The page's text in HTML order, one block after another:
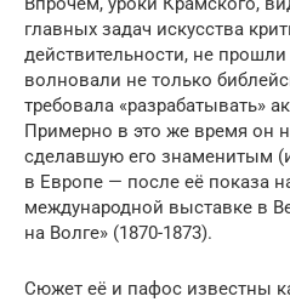
главных задач искусства
действительности, не
волновали не только
требовала «разрабатывать»
Примерно в это же время он
сделавшую его знаменитым
в Европе — после её показа
международной выставке в
на Волге» (1870-1873).
Сюжет её и пафос известны